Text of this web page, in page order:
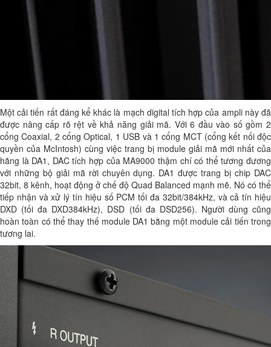
Một cải tiến rất đáng kể khác là mạch digital tích hợp của ampli này đã
được nâng cấp rõ rệt về khả năng giải mã. Với 6 đầu vào số gồm 2
cổng Coaxial, 2 cổng Optical, 1 USB và 1 cổng MCT (cổng kết nối độc
quyền của McIntosh) cùng việc trang bị module giải mã mới nhất của
hãng là DA1, DAC tích hợp của MA9000 thậm chí có thể tương đương
với những bộ giải mã rời chuyên dụng. DA1 được trang bị chip DAC
32bit, 8 kênh, hoạt động ở chế độ Quad Balanced mạnh mẽ. Nó có thể
tiếp nhận và xử lý tín hiệu số PCM tối đa 32bit/384kHz, và cả tín hiệu
DXD (tối đa DXD384kHz), DSD (tối đa DSD256). Người dùng cũng
hoàn toàn có thể thay thế module DA1 bằng một module cải tiến trong
tương lai.